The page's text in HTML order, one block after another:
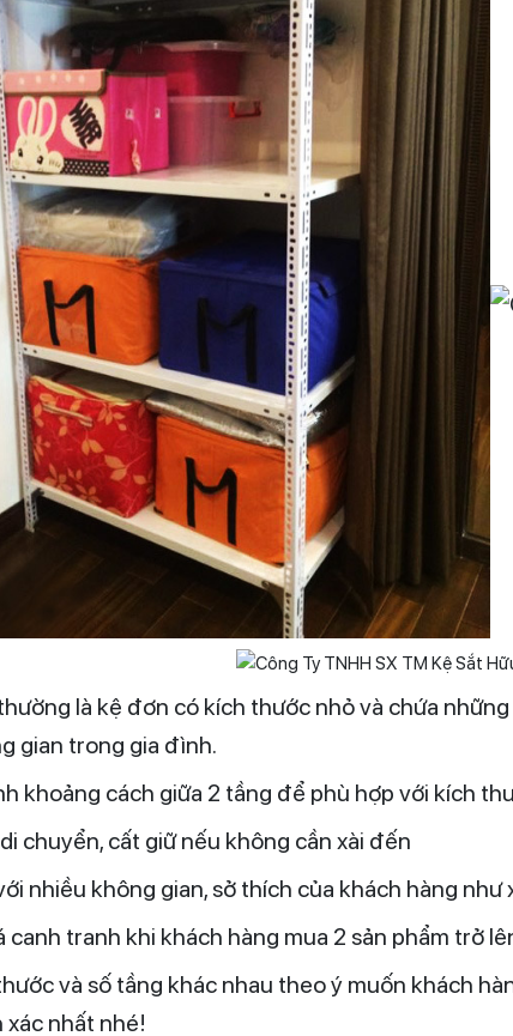
là kệ đơn có kích thước nhỏ và chứa
gian trong gia đình.
khoảng cách giữa 2 tầng để phù hợp với kích
chuyển, cất giữ nếu không cần xài đến
nhiều không gian, sở thích của khách hàng như
canh tranh khi khách hàng mua 2 sản phẩm trở
và số tầng khác nhau theo ý muốn khách
nhất nhé!